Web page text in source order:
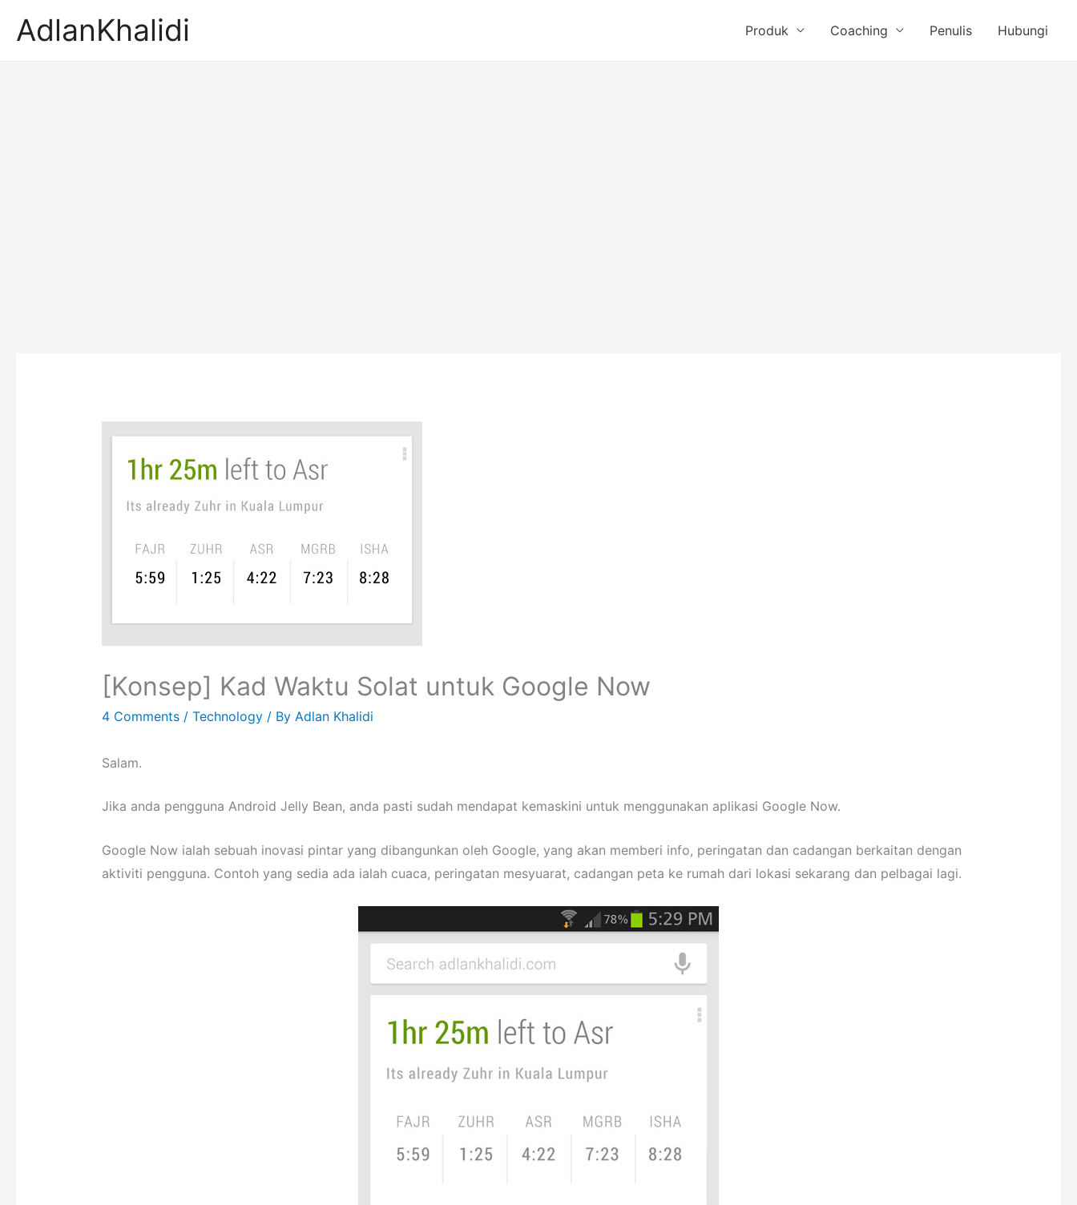
AdlanKhalidi Produk Coaching Penulis Hubungi
[Konsep] Kad Waktu Solat untuk Google Now
4 Comments / Technology/ By Adlan Khalidi
Salam.
Jika anda pengguna Android Jelly Bean, anda pasti sudah mendapat kemaskini untuk menggunakan aplikasi Google Now.
Google Now ialah sebuah inovasi pintar yang dibangunkan oleh Google, yang akan memberi info, peringatan dan cadangan berkaitan dengan
aktiviti pengguna. Contoh yang sedia ada ialah cuaca, peringatan mesyuarat, cadangan peta ke rumah dari lokasi sekarang dan pelbagai lagi.